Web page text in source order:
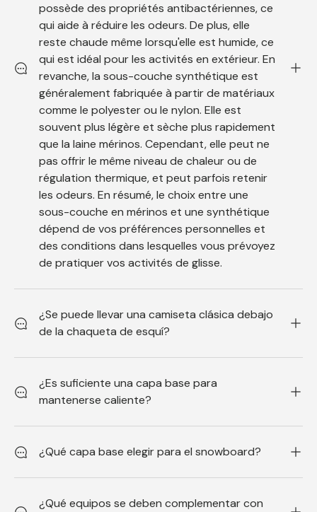
possède des propriétés antibactériennes, ce
qui aide à réduire les odeurs. De plus, elle
reste chaude même lorsqu'elle est humide, ce
qui est idéal pour les activités en extérieur. En
revanche, la sous-couche synthétique est
généralement fabriquée à partir de matériaux
comme le polyester ou le nylon. Elle est
souvent plus légère et sèche plus rapidement
que la laine mérinos. Cependant, elle peut ne
pas offrir le même niveau de chaleur ou de
régulation thermique, et peut parfois retenir
les odeurs. En résumé, le choix entre une
sous-couche en mérinos et une synthétique
dépend de vos préférences personnelles et
des conditions dans lesquelles vous prévoyez
de pratiquer vos activités de glisse.
¿Se puede llevar una camiseta clásica debajo
de la chaqueta de esquí?
¿Es suficiente una capa base para
mantenerse caliente?
¿Qué capa base elegir para el snowboard?
¿Qué equipos se deben complementar con